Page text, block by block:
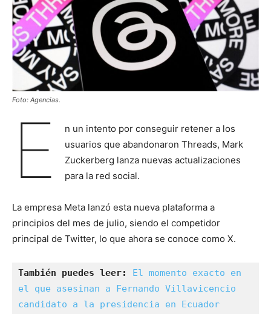
Foto: Agencias.
E
n un intento por conseguir retener a los
usuarios que abandonaron Threads, Mark
Zuckerberg lanza nuevas actualizaciones
para la red social.
La empresa Meta lanzó esta nueva plataforma a
principios del mes de julio, siendo el competidor
principal de Twitter, lo que ahora se conoce como X.
También puedes leer: El momento exacto en
el que asesinan a Fernando Villavicencio
candidato a la presidencia en Ecuador